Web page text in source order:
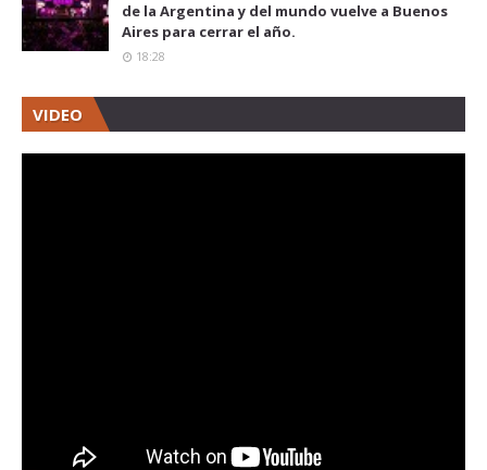
de la Argentina y del mundo vuelve a Buenos
Aires para cerrar el año.
18:28
VIDEO